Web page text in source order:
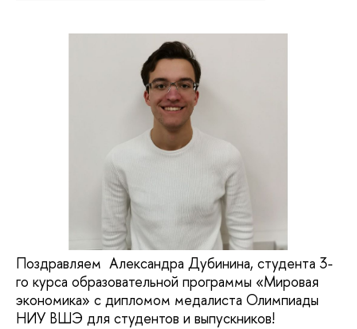
Поздравляем Александра Дубинина, студента 3-
го курса образовательной программы «Мировая
экономика» с дипломом медалиста Олимпиады
НИУ ВШЭ для студентов и выпускников!